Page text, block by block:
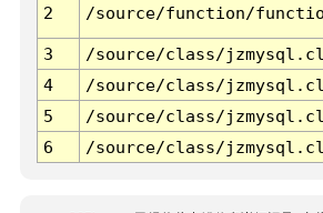
2 /source/function/
3 /source/class/
4
/source/class/
5
/source/class/
6
/source/class/